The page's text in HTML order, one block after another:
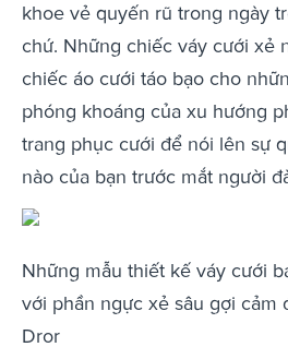
khoe vẻ quyến rũ trong ngày
chứ. Những chiếc váy cưới xẻ
chiếc áo cưới táo bạo cho
phóng khoáng của xu hướng
trang phục cưới để nói lên sự
nào của bạn trước mắt người
Những mẫu thiết kế váy cưới
với phần ngực xẻ sâu gợi cảm
Dror